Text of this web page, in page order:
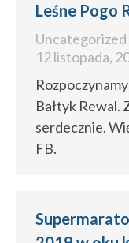
Leśne Pogo
Uncategorized
12 listopada,
Bałtyk Rewal.
serdecznie.
FB.